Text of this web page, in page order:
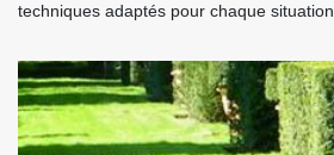
techniques adaptés pour chaque situation.